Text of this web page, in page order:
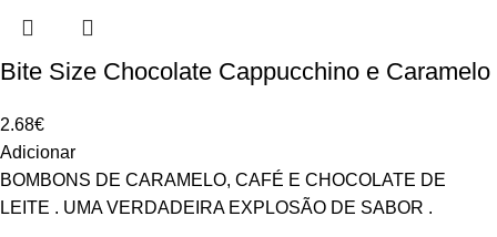
Bite Size Chocolate Cappucchino e Caramelo
2.68€
Adicionar
BOMBONS DE CARAMELO, CAFÉ E CHOCOLATE DE
LEITE . UMA VERDADEIRA EXPLOSÃO DE SABOR .